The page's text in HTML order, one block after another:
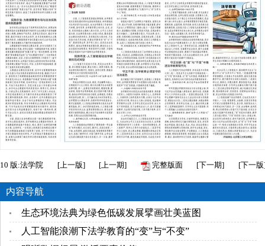
10 版:法学院 [上一版] [上一期] 完整版面 [下一期] [下一版
内容导航
生态环境法典为绿色低碳发展擘画壮美蓝图
人工智能浪潮下法学教育的“变”与“不变”